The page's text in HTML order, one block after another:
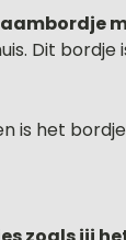
Dit
het